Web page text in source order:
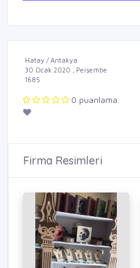
Hatay / Antakya
30 Ocak 2020 , Perşembe
1685
0 puanlama.
Firma Resimleri